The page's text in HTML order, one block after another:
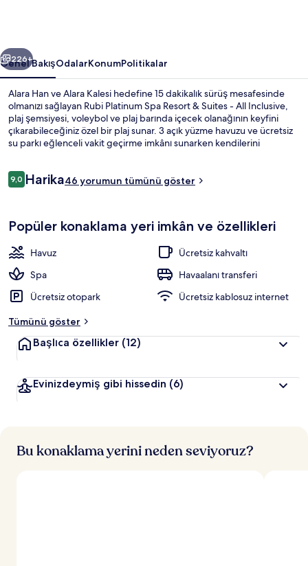
Inclusive
için
fotoğraf
galerisi
Sonraki
226+
Genel BakışOdalarKonumPolitikalar
Alara Han ve Alara Kalesi hedefine 15 dakikalık sürüş mesafesinde
olmanızı sağlayan Rubi Platinum Spa Resort & Suites - All Inclusive,
plaj şemsiyesi, voleybol ve plaj barında içecek olanağının keyfini
çıkarabileceğiniz özel bir plaj sunar. 3 açık yüzme havuzu ve ücretsiz
su parkı eğlenceli vakit geçirme imkânı sunarken kendilerini
arasından biri olan Platinum Restaurant kahvaltı, öğle yemeği ve
Yorumlar
9,09,0/10
Harika46 yorumun tümünü göster
Popüler konaklama yeri imkân ve özellikleri
Havuz
Ücretsiz kahvaltı
Spa
Havaalanı transferi
Ücretsiz otopark
Ücretsiz kablosuz internet
Tümünü göster
Başlıca özellikler (12)
Evinizdeymiş gibi hissedin (6)
Bu konaklama yerini neden seviyoruz?